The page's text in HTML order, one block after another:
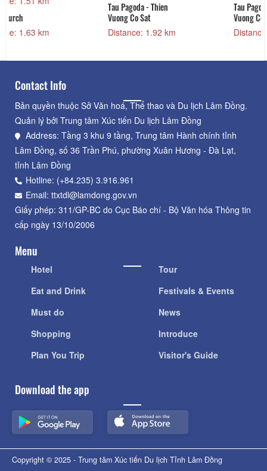
Tau Pagoda - Thien
Distance: 1.92 km
Tau Pagoda - Thien
Distance: 1.92 km
Contact Info
Bản quyền thuộc Sở Văn hoá, Thể thao và Du lịch Lâm Đồng.
Quản lý bởi Trung tâm Xúc tiến Du lịch Lâm Đồng
Address: Tầng 3 khu 9 tầng, Trung tâm Hành chính tỉnh
Lâm Đồng, số 36 Trần Phú, phường Xuân Hương - Đà Lạt,
tỉnh Lâm Đồng
Hotline: (+84.235) 3.916.961
Email: ttxtdl@lamdong.gov.vn
Giấy phép: 311/GP-BC do Cục Báo chí - Bộ Văn hóa Thông tin
cấp ngày 13/10/2006
Menu
Hotel
Eat and Drink
Must do
Shopping
Plan You Trip
Tour
Festivals & Events
News
Introduce
Visitor's Guide
Download the app
Copyright © 2025 - Trung tâm Xúc tiến Du lịch Tỉnh Lâm Đồng